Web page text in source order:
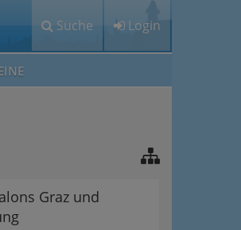
Suche Login
Graz und